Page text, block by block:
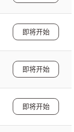
即将开始
即将开始
即将开始